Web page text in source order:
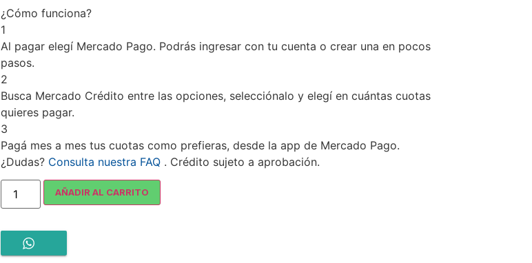
¿Cómo funciona?
1
Al pagar elegíMercado Pago. Podrás ingresar con tu cuenta o crear una en pocos
pasos.
2
Busca Mercado Crédito entre las opciones, selecciónalo y elegí en cuántas cuotas
quieres pagar.
3
Pagá mes a mes tus cuotas como prefieras, desde la app de Mercado Pago.
¿Dudas? Consulta nuestra FAQ. Crédito sujeto a aprobación.
AÑADIR AL CARRITO